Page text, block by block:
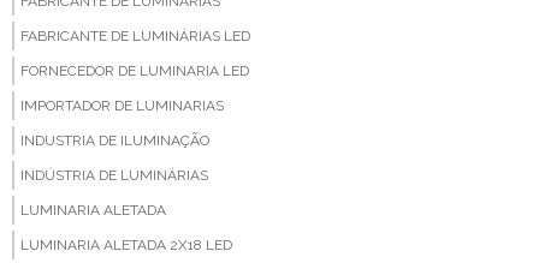
FABRICANTE DE LUMINÁRIAS LED
FORNECEDOR DE LUMINARIA LED
IMPORTADOR DE LUMINARIAS
INDUSTRIA DE ILUMINAÇÃO
INDÚSTRIA DE LUMINÁRIAS
LUMINARIA ALETADA
LUMINARIA ALETADA 2X18 LED